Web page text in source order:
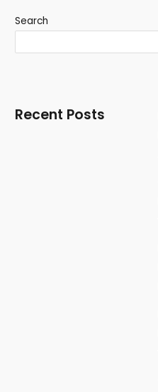
Search
Recent Posts